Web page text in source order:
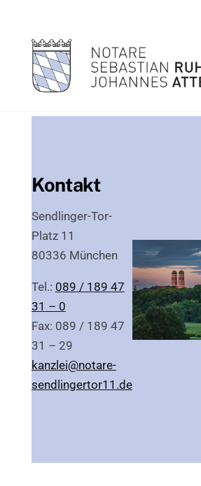
content
Kontakt
Sendlinger-Tor-
Platz 11
80336 München
Tel.: 089 / 189 47
31 – 0
Fax: 089 / 189 47
31 – 29
kanzlei@notare-
sendlingertor11.de